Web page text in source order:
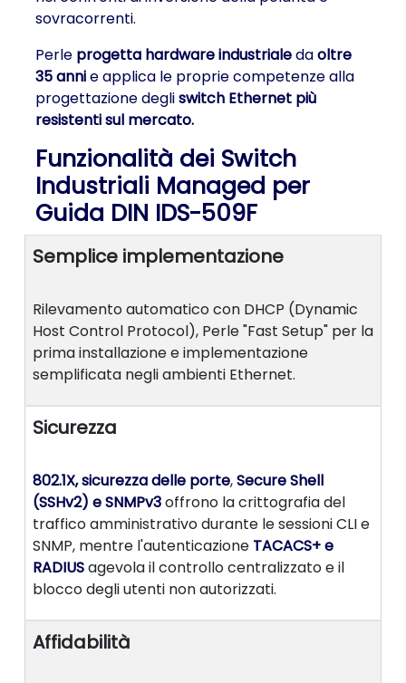
sovracorrenti.
Perle progetta hardware industrialedaoltre
35 annie applica le proprie competenze alla
progettazione degliswitch Ethernet più
resistenti sul mercato.
Funzionalità dei Switch
Industriali Managed per
Guida DIN IDS-509F
Semplice implementazione
Rilevamento automatico con DHCP (Dynamic
Host Control Protocol), Perle "Fast Setup" per la
prima installazione e implementazione
semplificata negli ambienti Ethernet.
Sicurezza
802.1X, sicurezza delle porte,Secure Shell
(SSHv2) e SNMPv3offrono la crittografia del
traffico amministrativo durante le sessioni CLI e
SNMP, mentre l'autenticazione TACACS+ e
RADIUSagevola il controllo centralizzato e il
blocco degli utenti non autorizzati.
Affidabilità